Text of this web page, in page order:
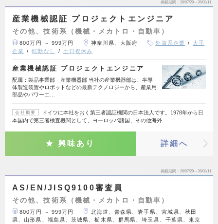
掲載期間 26/07/29～26/08/11
産業機械認証 プロジェクトエンジニア
その他、技術系（機械・メカトロ・自動車）
800万円 ～ 999万円 神奈川県、大阪府 外資系企業
大手
企業
転勤なし 土日祝休み
産業機械認証 プロジェクトエンジニア
配属：製品事業部 産業機器部 当社の産業機器部は、半導
体製造装置やロボットなどの最新テクノロジーから、産業用
部品やパワーエ…
会社概要
ドイツに本社をおく第三者認証機関の日本法人です。1978年から日
本国内で第三者検査機関として、ヨーロッパ諸国、その他海外…
興味あり 詳細へ
掲載期間 26/07/29～26/08/11
AS/EN/JISQ9100審査員
その他、技術系（機械・メカトロ・自動車）
800万円 ～ 999万円
北海道、青森県、岩手県、宮城県、秋田
県、山形県、福島県、茨城県、栃木県、群馬県、埼玉県、千葉県、東京